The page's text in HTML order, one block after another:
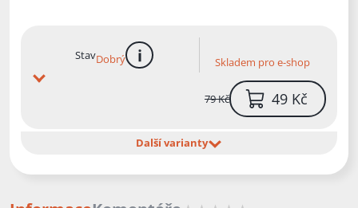
StavDobrý více informací Skladem pro e-shop
79 Kč 49 Kč
Další varianty